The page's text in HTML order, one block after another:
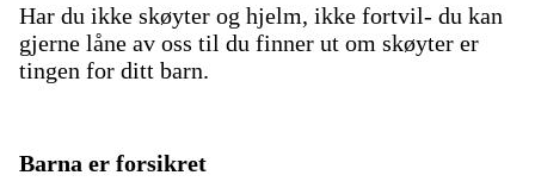
Har du ikke skøyter og hjelm, ikke fortvil- du kan
gjerne låne av oss til du finner ut om skøyter er
tingen for ditt barn.
Barna er forsikret